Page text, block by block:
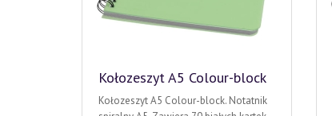
Kołozeszyt A5 Colour-block
Kołozeszyt A5 Colour-block. Notatnik